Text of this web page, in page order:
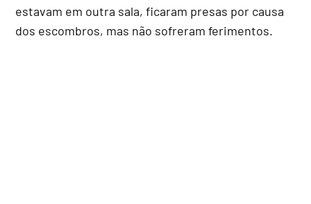
estavam em outra sala, ficaram presas por causa
dos escombros, mas não sofreram ferimentos.